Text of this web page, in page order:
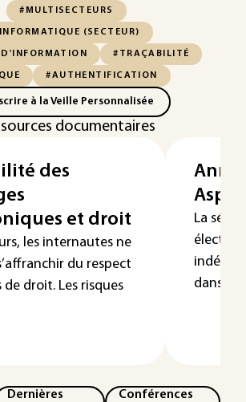
#MULTISECTEURS
(SECTEUR)
#TRAÇABILITÉ
#AUTHENTIFICATION
à la Veille Personnalisée
documentaires
des
et droit
les internautes ne
du respect
de droit. Les risques
La
dans
Dernières
Conférences